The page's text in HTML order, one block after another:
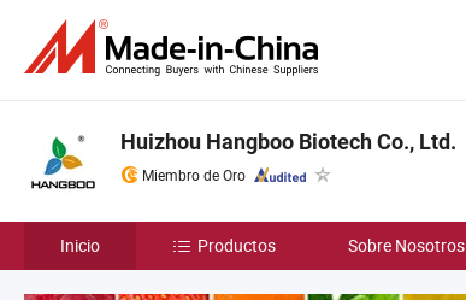
Huizhou Hangboo Biotech Co., Ltd.
Miembro de Oro
Inicio Productos Sobre Nosotros